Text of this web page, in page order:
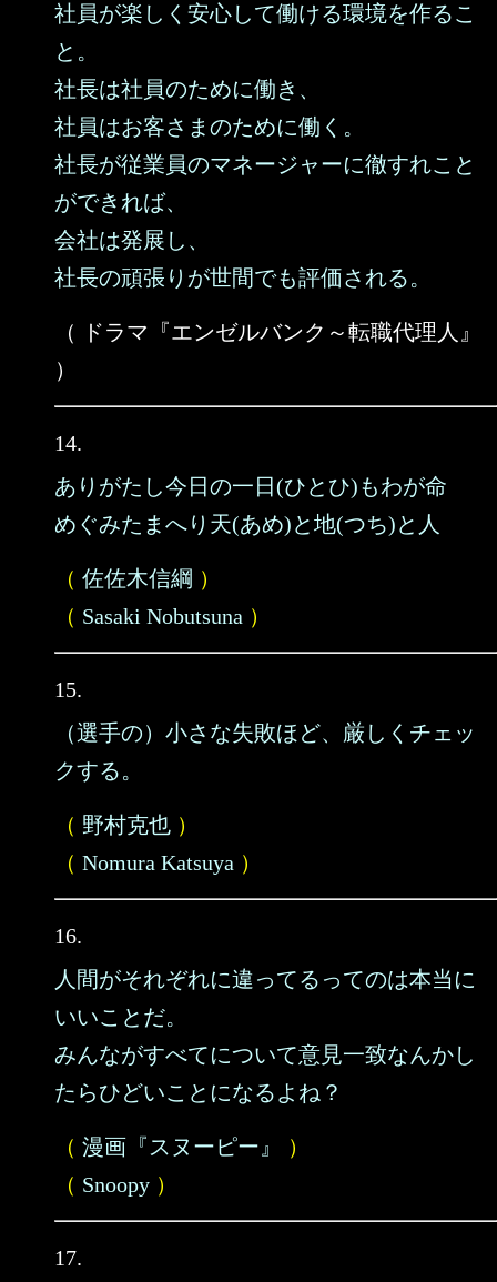
社員が楽しく安心して働ける環境を作るこ
と。
社長は社員のために働き、
社員はお客さまのために働く。
社長が従業員のマネージャーに徹すれこと
ができれば、
会社は発展し、
社長の頑張りが世間でも評価される。
（ ドラマ『エンゼルバンク～転職代理人』
）
14.
ありがたし今日の一日(ひとひ)もわが命
めぐみたまへり天(あめ)と地(つち)と人
（ 佐佐木信綱 ）
（ Sasaki Nobutsuna ）
15.
（選手の）小さな失敗ほど、厳しくチェッ
クする。
（ 野村克也 ）
（ Nomura Katsuya ）
16.
人間がそれぞれに違ってるってのは本当に
いいことだ。
みんながすべてについて意見一致なんかし
たらひどいことになるよね？
（ 漫画『スヌーピー』
）
（ Snoopy ）
17.